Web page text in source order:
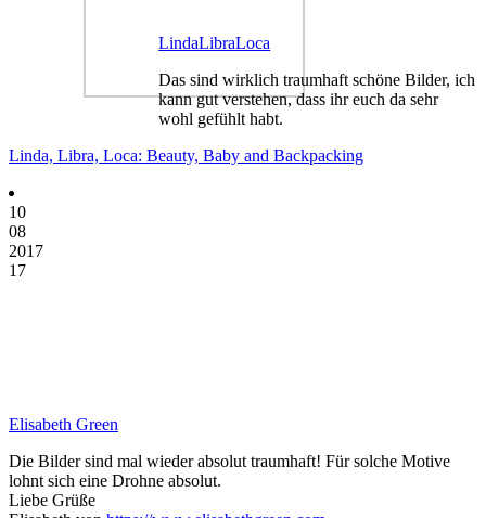
LindaLibraLoca
Das sind wirklich traumhaft schöne Bilder, ich
kann gut verstehen, dass ihr euch da sehr
wohl gefühlt habt.
Linda, Libra, Loca: Beauty, Baby and Backpacking
10
08
2017
17
Elisabeth Green
Die Bilder sind mal wieder absolut traumhaft! Für solche Motive
lohnt sich eine Drohne absolut.
Liebe Grüße